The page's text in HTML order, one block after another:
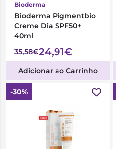
Bioderma
Bioderma Pigmentbio
Creme Dia SPF50+
40ml
35,58€24,91€
Adicionar ao Carrinho
-30%